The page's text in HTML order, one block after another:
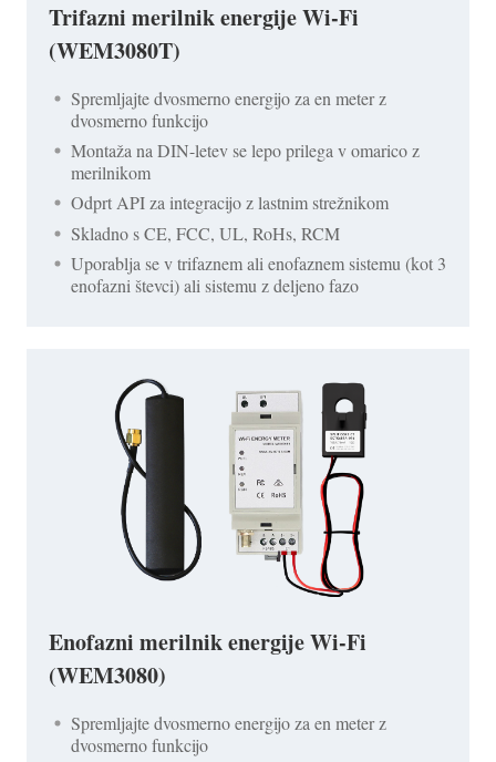
Trifazni merilnik energije Wi-Fi
(WEM3080T)
Spremljajte dvosmerno energijo za en meter z
dvosmerno funkcijo
Montaža na DIN-letev se lepo prilega v omarico z
merilnikom
Odprt API za integracijo z lastnim strežnikom
Skladno s CE, FCC, UL, RoHs, RCM
Uporablja se v trifaznem ali enofaznem sistemu (kot 3
enofazni števci) ali sistemu z deljeno fazo
Enofazni merilnik energije Wi-Fi
(WEM3080)
Spremljajte dvosmerno energijo za en meter z
dvosmerno funkcijo